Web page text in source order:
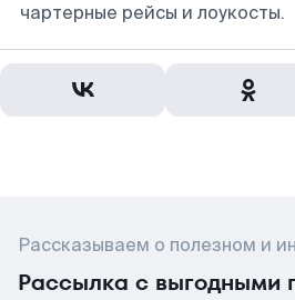
чартерные рейсы и лоукосты.
Рассказываем о полезном и
Рассылка с выгодными